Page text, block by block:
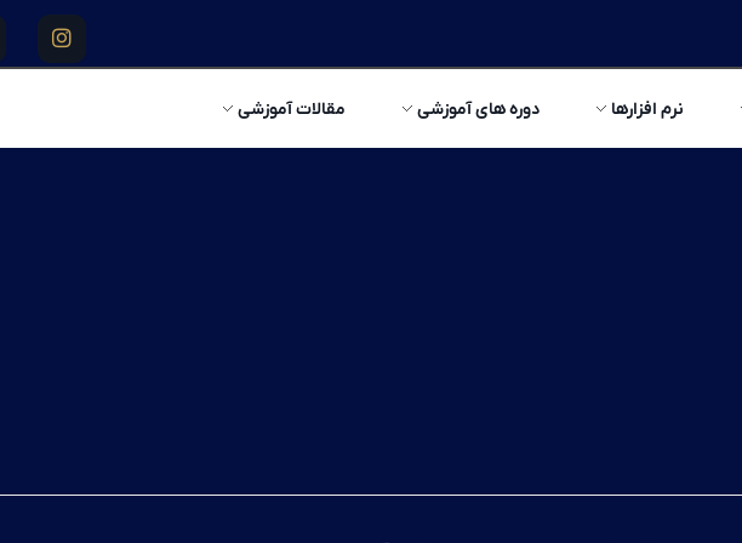
نرم افزارها دوره های آموزشی مقالات آموزشی